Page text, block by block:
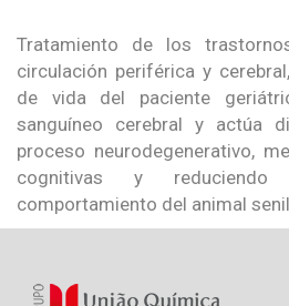
Tratamiento de los
circulación periférica y
de vida del paciente
sanguíneo cerebral y actúa
proceso neurodegenerativo,
cognitivas y
comportamiento del animal senil.